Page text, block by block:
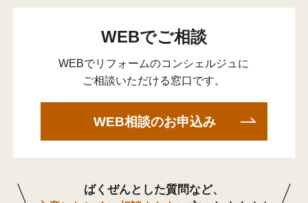
WEBでご相談
WEBでリフォームのコンシェルジュに
ご相談いただける窓口です。
WEB相談のお申込み
ばくぜんとした質問など、